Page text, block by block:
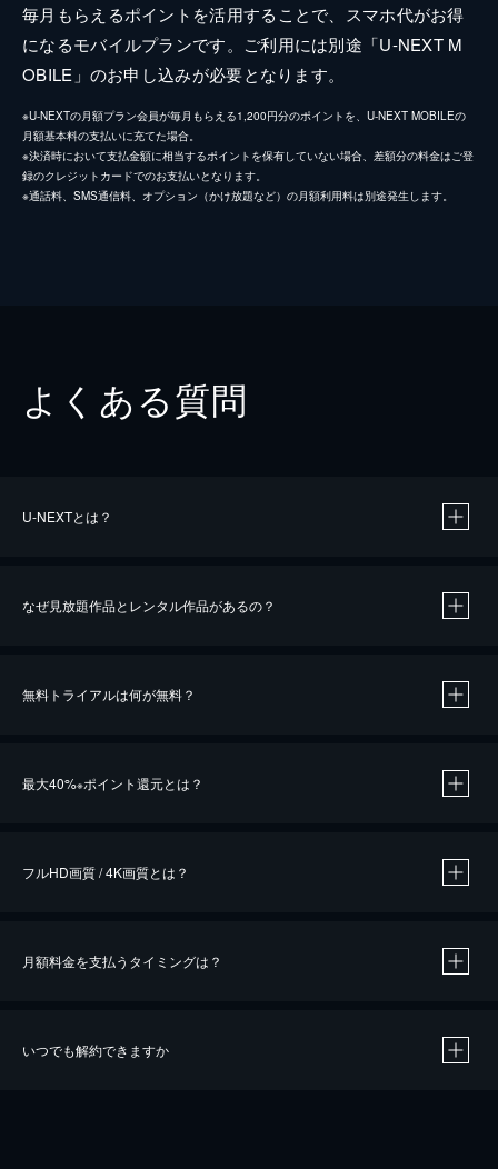
毎月もらえるポイントを活用することで、スマホ代がお得
になるモバイルプランです。ご利用には別途「U-NEXT M
OBILE」のお申し込みが必要となります。
※U-NEXTの月額プラン会員が毎月もらえる1,200円分のポイントを、U-NEXT MOBILEの
月額基本料の支払いに充てた場合。
※決済時において支払金額に相当するポイントを保有していない場合、差額分の料金はご登
録のクレジットカードでのお支払いとなります。
※通話料、SMS通信料、オプション（かけ放題など）の月額利用料は別途発生します。
よくある質問
U-NEXTとは？
なぜ見放題作品とレンタル作品があるの？
無料トライアルは何が無料？
最大40%※ポイント還元とは？
※40％ポイント還元の対象は、クレジットカード決済による作品の購入 / レンタルです。
iOSアプリのUコイン決済による作品の購入 / レンタルは、20％のポイント還元です。
フルHD画質 / 4K画質とは？
月額料金を支払うタイミングは？
いつでも解約できますか